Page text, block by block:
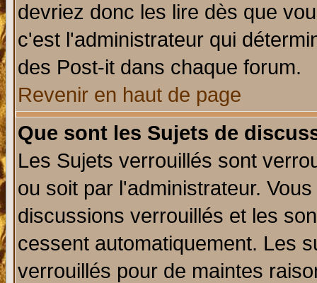
devriez donc les lire dès que
c'est l'administrateur qui
des Post-it dans chaque forum.
Revenir en haut de page
Que sont les Sujets de
Les Sujets verrouillés sont
ou soit par l'administrateur.
discussions verrouillés et les
cessent automatiquement. Les
verrouillés pour de maintes